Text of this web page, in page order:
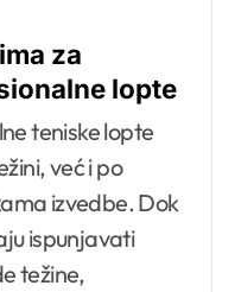
za
lopte
teniske lopte
već i po
izvedbe. Dok
ispunjavati
težine,